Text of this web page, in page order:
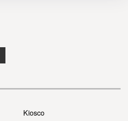
Kiosco